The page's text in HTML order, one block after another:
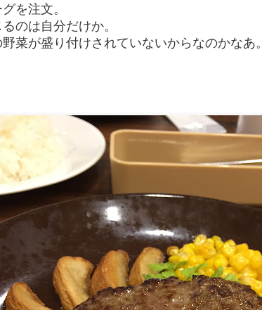
を注文。
のは自分だけか。
菜が盛り付けされていないからなのかなあ。